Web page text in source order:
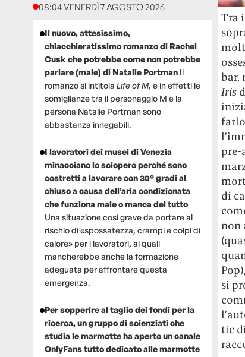
08:04 VENERDÌ 7 AGOSTO 2026
Il nuovo, attesissimo,
chiacchieratissimo romanzo di Rachel
Cusk che potrebbe come non potrebbe
parlare (male) di Natalie Portman Il
romanzo si intitola Life of M, e in effetti le
somiglianze tra il personaggio M e la
persona Natalie Portman sono
abbastanza innegabili.
I lavoratori dei musei di Venezia
minacciano lo sciopero perché sono
costretti a lavorare con 30° gradi al
chiuso a causa dell’aria condizionata
che funziona male o manca del tutto
Una situazione così grave da portare al
rischio di «spossatezza, crampi e colpi di
calore» per i lavoratori, ai quali
mancherebbe anche la formazione
adeguata per affrontare questa
emergenza.
Per sopperire al taglio dei fondi per la
ricerca, un gruppo di scienziati che
studia le marmotte ha aperto un canale
OnlyFans tutto dedicato alle marmotte
Tra
bar,
Iris
pre-
di
non
si
tic